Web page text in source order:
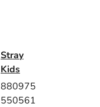
Stray
Kids
880975
550561